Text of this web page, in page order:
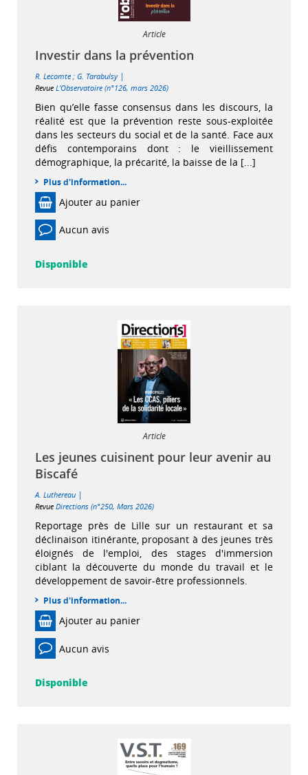
Article
Investir dans la prévention
R. Lecomte ; G. Tarabulsy |
Revue L'Observatoire (n°126, mars 2026)
Bien qu’elle fasse consensus dans les discours, la
réalité est que la prévention reste sous-exploitée
dans les secteurs du social et de la santé. Face aux
défis contemporains dont : le vieillissement
démographique, la précarité, la baisse de la [...]
Plus d'information...
Ajouter au panier
Aucun avis
Disponible
Article
Les jeunes cuisinent pour leur avenir au
Biscafé
A. Luthereau |
Revue Directions (n°250, Mars 2026)
Reportage près de Lille sur un restaurant et sa
déclinaison itinérante, proposant à des jeunes très
éloignés de l'emploi, des stages d'immersion
ciblant la découverte du monde du travail et le
développement de savoir-être professionnels.
Plus d'information...
Ajouter au panier
Aucun avis
Disponible